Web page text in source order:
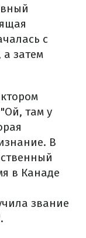
с
затем
там у
В
в Канаде
звание